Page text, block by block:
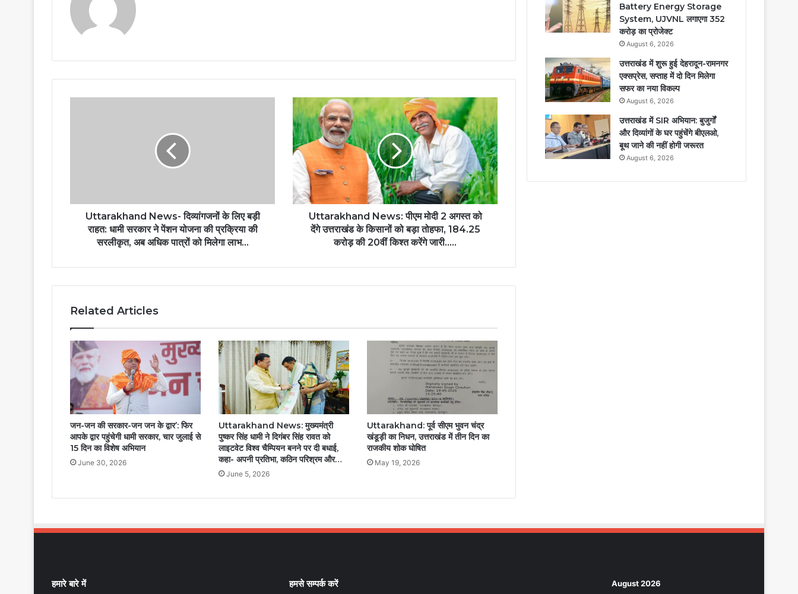
Uttarakhand News- दिव्यांगजनों के लिए बड़ी
राहत: धामी सरकार ने पेंशन योजना की प्रक्रिया की
सरलीकृत, अब अधिक पात्रों को मिलेगा लाभ…
Uttarakhand News: पीएम मोदी 2 अगस्त को
देंगे उत्तराखंड के किसानों को बड़ा तोहफा, 184.25
करोड़ की 20वीं किश्त करेंगे जारी…..
Related Articles
जन-जन की सरकार-जन जन के द्वार’: फिर
आपके द्वार पहुंचेगी धामी सरकार, चार जुलाई से
15 दिन का विशेष अभियान
June 30, 2026
Uttarakhand News: मुख्यमंत्री
पुष्कर सिंह धामी ने दिगंबर सिंह रावत को
लाइटवेट विश्व चैम्पियन बनने पर दी बधाई,
कहा- अपनी प्रतिभा, कठिन परिश्रम और…
June 5, 2026
Uttarakhand: पूर्व सीएम भुवन चंद्र
खंडूड़ी का निधन, उत्तराखंड में तीन दिन का
राजकीय शोक घोषित
May 19, 2026
Battery Energy Storage
System, UJVNL लगाएगा 352
करोड़ का प्रोजेक्ट
August 6, 2026
उत्तराखंड में शुरू हुई देहरादून-रामनगर
एक्सप्रेस, सप्ताह में दो दिन मिलेगा
सफर का नया विकल्प
August 6, 2026
उत्तराखंड में SIR अभियान: बुजुर्गों
और दिव्यांगों के घर पहुंचेंगे बीएलओ,
बूथ जाने की नहीं होगी जरूरत
August 6, 2026
हमारे बारे में हमसे सम्पर्क करें August 2026